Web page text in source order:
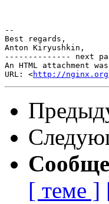
--
Best regards,
Anton Kiryushkin,
-------------- next
An HTML attachment
URL: <http://nginx.org/
[ теме ]